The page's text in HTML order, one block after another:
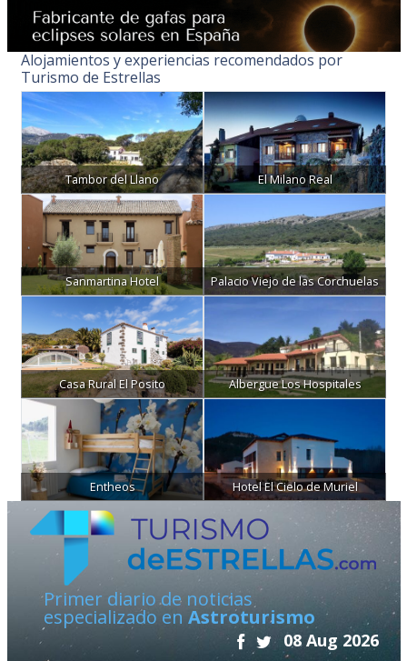
Alojamientos y experiencias recomendados por
Turismo de Estrellas
Tambor del Llano El Milano Real
Sanmartina Hotel Palacio Viejo de las Corchuelas
Casa Rural El Posito Albergue Los Hospitales
Entheos Hotel El Cielo de Muriel
Primer diario de noticias
especializado en Astroturismo
08 Aug 2026